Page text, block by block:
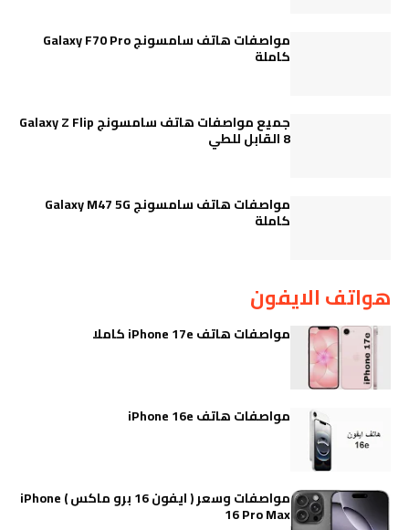
مواصفات هاتف سامسونج Galaxy F70 Pro
كاملة
جميع مواصفات هاتف سامسونج Galaxy Z Flip
8 القابل للطي
مواصفات هاتف سامسونج Galaxy M47 5G
كاملة
هواتف الايفون
مواصفات هاتف iPhone 17e كاملا
مواصفات هاتف iPhone 16e
مواصفات وسعر ( ايفون 16 برو ماكس ) iPhone
16 Pro Max